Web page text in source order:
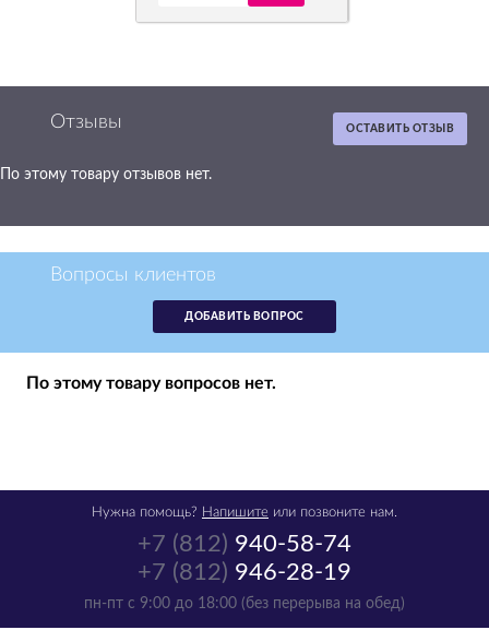
590 р.
в наличии -
1 шт
LC-900Y желтый
Картридж Brother
LC-900M пурпурный
ОСТАВИТЬ ОТЗЫВ
Отзывы
По этому товару отзывов нет.
ДОБАВИТЬ ВОПРОС
Вопросы клиентов
По этому товару вопросов нет.
+7 (812) 940-58-74
+7 (812) 946-28-19
пн-пт с 9:00 до 18:00 (без перерыва на обед)
Нужна помощь? Напишите или позвоните нам.